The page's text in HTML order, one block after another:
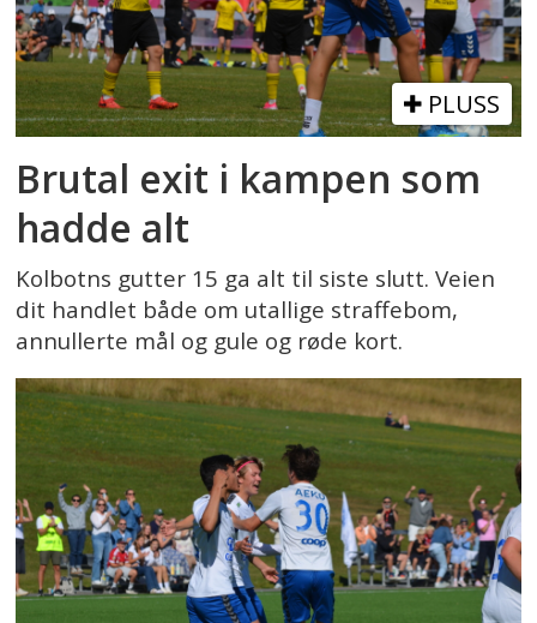
PLUSS
Brutal exit i kampen som
hadde alt
Kolbotns gutter 15 ga alt til siste slutt. Veien
dit handlet både om utallige straffebom,
annullerte mål og gule og røde kort.